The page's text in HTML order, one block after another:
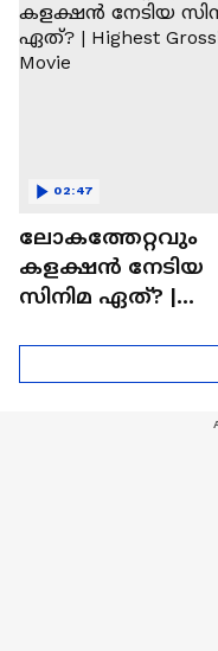
'അമ്മമ്മ' ഡോളി
ജൂൺ | Balan
ലോകത്തേറ്റവും
കളക്ഷൻ നേടിയ
സിനിമ ഏത്? |
02:47